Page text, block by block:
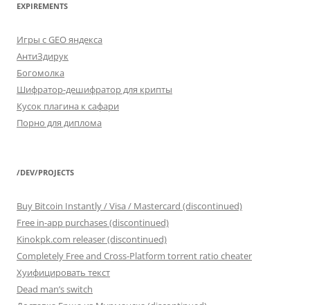
EXPIREMENTS
Игры с GEO яндекса
АнтиЗдирук
Богомолка
Шифратор-дешифратор для крипты
Кусок плагина к сафари
Порно для диплома
/DEV/PROJECTS
Buy Bitcoin Instantly / Visa / Mastercard (discontinued)
Free in-app purchases (discontinued)
Kinokpk.com releaser (discontinued)
Completely Free and Cross-Platform torrent ratio cheater
Хуифицировать текст
Dead man’s switch